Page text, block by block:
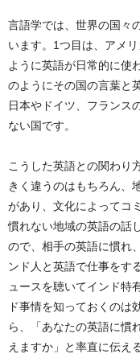
言語学では、世界の国々
います。1つ目は、アメ
ように英語が日常的に使
のようにその国の言葉と
日本やドイツ、フランス
ない国です。
こうした英語との関わり
きく違うのはもちろん、
があり、文化によってコ
慣れない地域の英語の話
ので、相手の英語に慣れ
ンド人と英語で仕事をす
ュースを聴いてインド特
ド事情を知っておくのは
ら、「あなたの英語に慣
えますか」と率直に伝え